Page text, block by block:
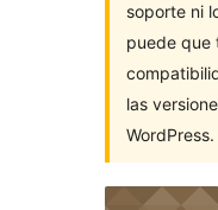
soporte ni
puede que
las
WordPress.